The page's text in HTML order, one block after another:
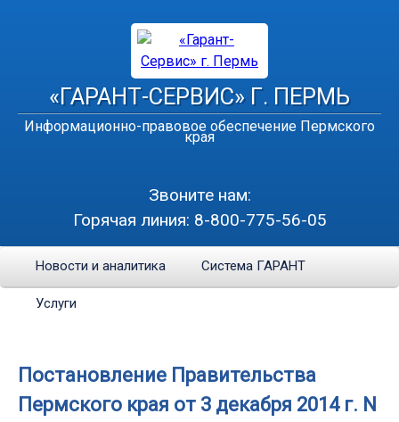
«ГАРАНТ-СЕРВИС» Г. ПЕРМЬ
Информационно-правовое обеспечение Пермского
края
Звоните нам:
Горячая линия: 8-800-775-56-05
Новости и аналитика Система ГАРАНТ
Услуги
Постановление Правительства
Пермского края от 3 декабря 2014 г. N